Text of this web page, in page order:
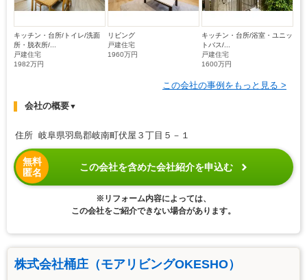
キッチン・台所/トイレ/洗面
所・脱衣所/...
戸建住宅
1982万円
リビング
戸建住宅
1960万円
キッチン・台所/浴室・ユニッ
トバス/...
戸建住宅
1600万円
この会社の事例をもっと見る >
会社の概要▼
住所 岐阜県羽島郡岐南町伏屋３丁目５－１
無料
匿名
この会社を含めた会社紹介を申込む
※リフォーム内容によっては、
この会社をご紹介できない場合があります。
株式会社桶庄（モアリビングOKESHO）